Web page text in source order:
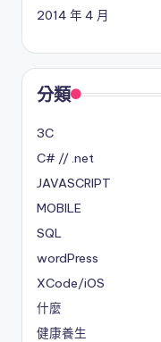
2014 年 4 月
分類
3C
C# // .net
JAVASCRIPT
MOBILE
SQL
wordPress
XCode/iOS
什麼
健康養生